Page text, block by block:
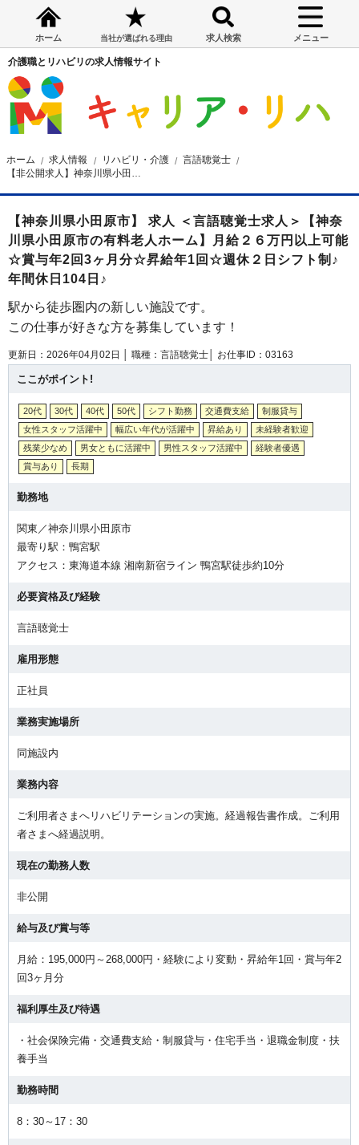
ホーム 当社が選ばれる理由 求人検索 メニュー
介護職とリハビリの求人情報サイト
ホーム 求人情報 リハビリ・介護
言語聴覚士
【神奈川県小田原市】 求人 ＜言語聴覚士求人＞【神奈
川県小田原市の有料老人ホーム】月給２６万円以上可能
☆賞与年2回3ヶ月分☆昇給年1回☆週休２日シフト制♪
年間休日104日♪
駅から徒歩圏内の新しい施設です。
この仕事が好きな方を募集しています！
更新日：2026年04月02日 │ 職種：言語聴覚士│ お仕事ID：03163
ここがポイント!
20代 30代 40代 50代 シフト勤務 交通費支給
制服貸与
女性スタッフ活躍中
幅広い年代が活躍中 昇給あり
未経験者歓迎
残業少なめ
男女ともに活躍中 男性スタッフ活躍中
経験者優遇
賞与あり
長期
勤務地
関東／神奈川県小田原市
最寄り駅：鴨宮駅
アクセス：東海道本線 湘南新宿ライン 鴨宮駅徒歩約10分
必要資格及び経験
言語聴覚士
雇用形態
正社員
業務実施場所
同施設内
業務内容
ご利用者さまへリハビリテーションの実施。経過報告書作成。ご利用
者さまへ経過説明。
現在の勤務人数
非公開
給与及び賞与等
月給：195,000円～268,000円・経験により変動・昇給年1回・賞与年2
回3ヶ月分
福利厚生及び待遇
・社会保険完備・交通費支給・制服貸与・住宅手当・退職金制度・扶
養手当
勤務時間
8：30～17：30